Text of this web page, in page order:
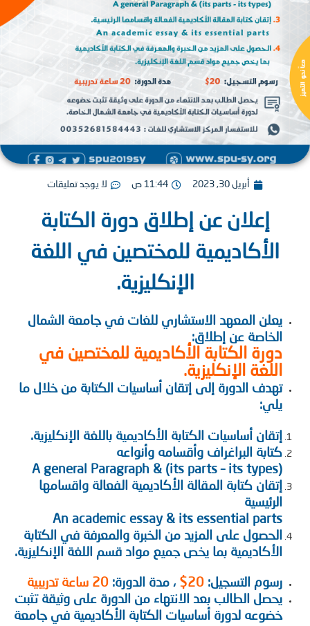
أبريل 30, 2023 11:44 ص لا يوجد تعليقات
إعلان عن إطلاق دورة الكتابة
الأكاديمية للمختصين في اللغة
الإنكليزية.
يعلن المعهد الاستشاري للغات في جامعة الشمال
الخاصة عن إطلاق:
دورة الكتابة الأكاديمية للمختصين في
اللغة الإنكليزية.
تهدف الدورة إلى إتقان أساسيات الكتابة من خلال ما
إتقان أساسيات الكتابة الأكاديمية باللغة الإنكليزية.
كتابة البراغراف وأقسامه وأنواعه
A general Paragraph & (its parts – its types)
إتقان كتابة المقالة الأكاديمية الفعالة واقسامها
الرئيسية
An academic essay & its essential parts
الحصول على المزيد من الخبرة والمعرفة في الكتابة
الأكاديمية بما يخص جميع مواد قسم اللغة الإنكليزية.
رسوم التسجيل:20$ ، مدة الدورة:20 ساعة تدريبية
يحصل الطالب بعد الانتهاء من الدورة على وثيقة تثبت
خضوعه لدورة أساسيات الكتابة الأكاديمية في جامعة